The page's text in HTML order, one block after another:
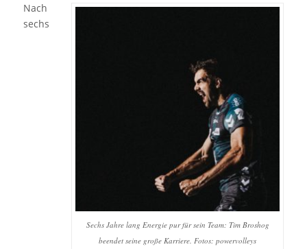
Sechs Jahre lang Energie pur für sein Team: Tim Broshog
beendet seine große Karriere. Fotos: powervolleys
Nach
sechs